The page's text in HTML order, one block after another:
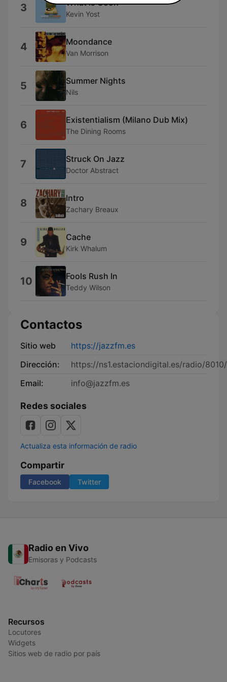
3 What Is Cool?
Kevin Yost
4 Moondance
Van Morrison
5 Summer Nights
Nils
6 Existentialism (Milano Dub Mix)
The Dining Rooms
7 Struck On Jazz
Doctor Abstract
8 Intro
Zachary Breaux
9 Cache
Kirk Whalum
10 Fools Rush In
Teddy Wilson
Contactos
Sitio web
https://jazzfm.es
Dirección:
https://ns1.estaciondigital.es/radio/
Email:
info@jazzfm.es
Redes sociales
Actualiza esta información de radio
Compartir
Facebook Twitter
Radio en Vivo
Emisoras y Podcasts
Recursos
Locutores
Widgets
Sitios web de radio por país